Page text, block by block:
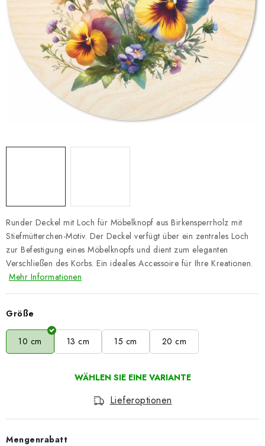
Datenschutzerklärung
Impressum
Runder Deckel mit Loch für Möbelknopf aus Birkensperrholz mit
Stiefmütterchen-Motiv. Der Deckel verfügt über ein zentrales Loch
zur Befestigung eines Möbelknopfs und dient zum eleganten
Verschließen des Korbs. Ein ideales Accessoire für Ihre Kreationen.
Mehr Informationen
Größe
10 cm 13 cm 15 cm 20 cm
Lieferoptionen
Mengenrabatt